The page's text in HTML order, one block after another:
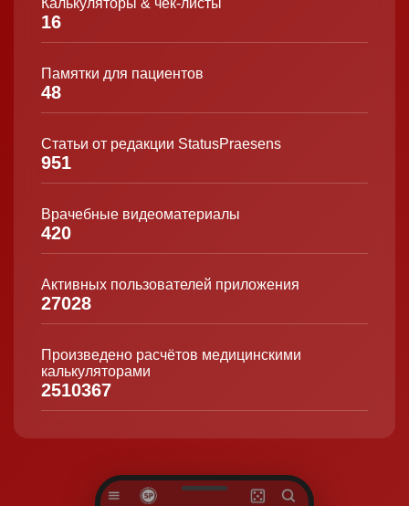
Калькуляторы & чек-листы
16
Памятки для пациентов
48
Статьи от редакции StatusPraesens
951
Врачебные видеоматериалы
420
Активных пользователей приложения
27028
Произведено расчётов медицинскими
калькуляторами
2510367